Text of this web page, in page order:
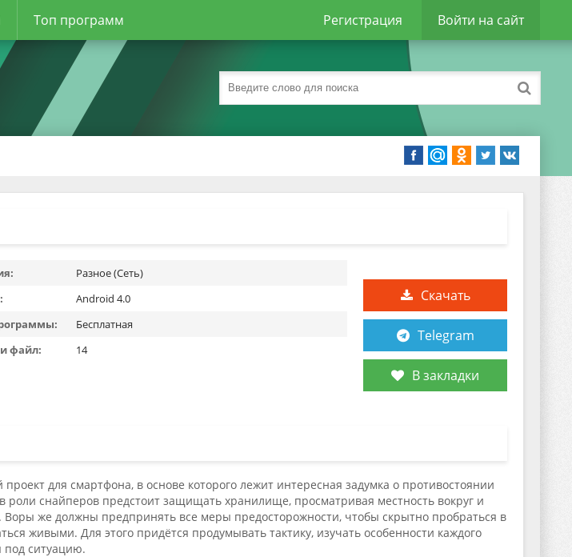
Топ программ Регистрация Войти на сайт
Скачать
Telegram
В закладки
Разное (Сеть)
Android 4.0
Бесплатная
файл:
14
для смартфона, в основе которого лежит интересная задумка о противостоянии
роли снайперов предстоит защищать хранилище, просматривая местность вокруг и
Воры же должны предпринять все меры предосторожности, чтобы скрытно пробраться в
живыми. Для этого придётся продумывать тактику, изучать особенности каждого
под ситуацию.